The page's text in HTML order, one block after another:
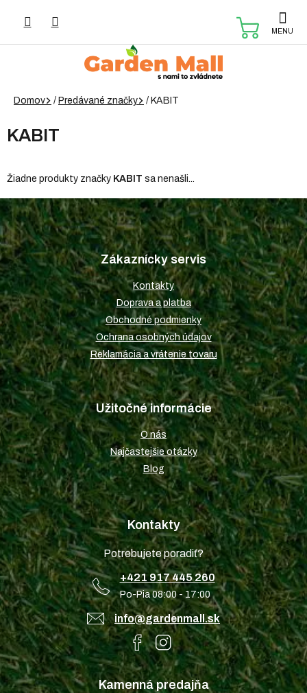
Domov / Predávané značky / KABIT
KABIT
Žiadne produkty značky KABIT sa nenašli...
Z
á
p
ä
t
i
e
Zákaznícky servis
Kontakty
Doprava a platba
Obchodné podmienky
Ochrana osobných údajov
Reklamácia a vrátenie tovaru
Užitočné informácie
O nás
Najčastejšie otázky
Blog
Kontakty
Potrebujete poradiť?
+421 917 445 260
Po-Pia 08:00 - 17:00
info@gardenmall.sk
Kamenná predajňa